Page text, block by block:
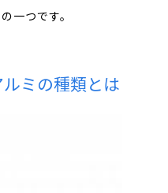
一つです。
ルミの種類とは